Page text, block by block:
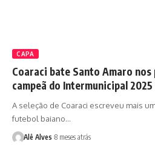
CAPA
Coaraci bate Santo Amaro
campeã do Intermunicipal 2025
A seleção de Coaraci escreveu mais
futebol baiano…
Alê Alves 8 meses atrás